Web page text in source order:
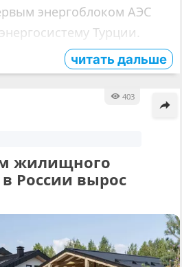
энергоблоком АЭС
Турции.
читать дальше
403
жилищного
в России вырос